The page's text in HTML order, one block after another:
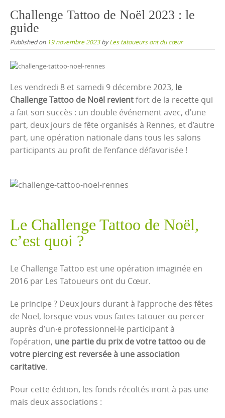
content
Challenge Tattoo de Noël 2023 : le
guide
Published on 19 novembre 2023byLes tatoueurs ont du cœur
Les vendredi 8 et samedi 9 décembre 2023, le
Challenge Tattoo de Noël revientfort de la recette qui
a fait son succès : un double événement avec, d’une
part, deux jours de fête organisés à Rennes, et d’autre
part, une opération nationale dans tous les salons
participants au profit de l’enfance défavorisée !
Le Challenge Tattoo de Noël,
c’est quoi ?
Le Challenge Tattoo est une opération imaginée en
2016 par Les Tatoueurs ont du Cœur.
Le principe ? Deux jours durant à l’approche des fêtes
de Noël, lorsque vous vous faites tatouer ou percer
auprès d’un∙e professionnel∙le participant à
l’opération, une partie du prix de votre tattoo ou de
votre piercing est reversée à une association
caritative.
Pour cette édition, les fonds récoltés iront à pas une
mais deux associations :